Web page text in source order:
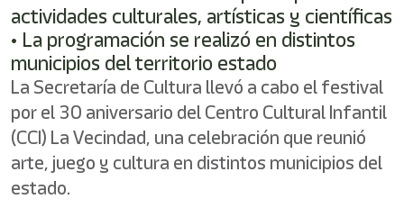
con
contenido.
actividades culturales, artísticas y científicas
• La programación se realizó en distintos
municipios del territorio estado
La Secretaría de Cultura llevó a cabo el festival
por el 30 aniversario del Centro Cultural Infantil
(CCI) La Vecindad, una celebración que reunió
arte, juego y cultura en distintos municipios del
estado.